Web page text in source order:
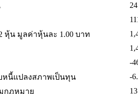
หุ้น มูลค่าหุ้นละ 1.00 บาท
-
นี้แปลงสภาพเป็นทุน
-
กฎหมาย